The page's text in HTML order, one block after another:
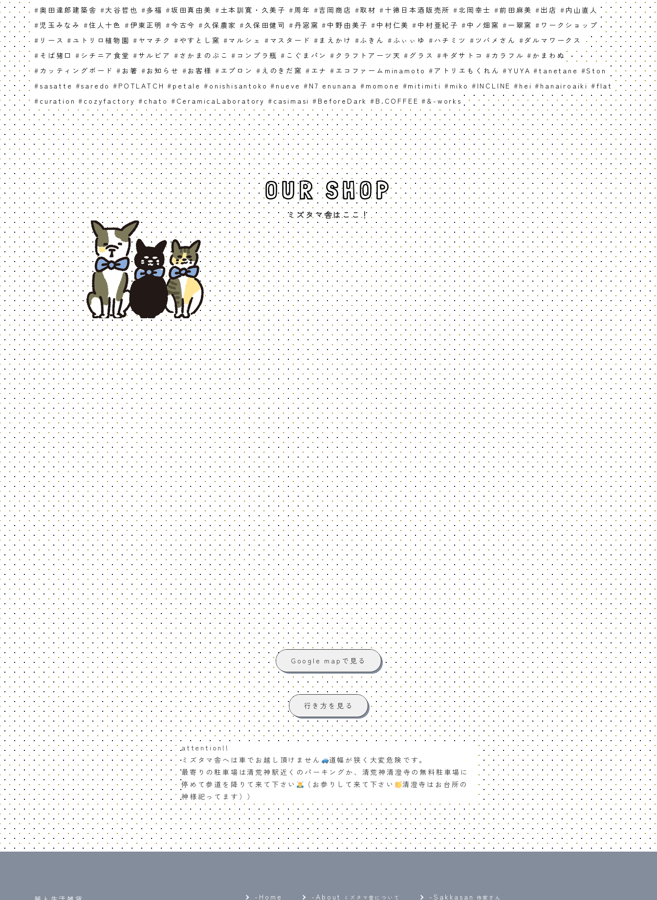
#奥田達郎建築舎 #大谷哲也 #多福 #坂田真由美 # 土本訓寛・久美子 # 周年 #吉岡商店 #取材 # 十徳日本酒販売所 #北岡幸士 #前田麻美 # 出店 # 内山直人
# 児玉みなみ #住人十色 #伊東正明 #今古今 # 久保農家 # 久保田健司 # 丹窓窯 # 中野由美子 # 中村仁美 # 中村亜紀子 # 中ノ畑窯 # 一翠窯 # ワークショップ
# リース # ユトリロ植物園 # ヤマチク # やすとし窯 #マルシェ # マスタード # まえかけ #ふきん # ふぃぃゆ # ハチミツ # ツバメさん # ダルマワークス
# そば猪口 # シチニア食堂 #サルビア # さかまのぶこ # コンプラ瓶 # こぐまパン # クラフトアーツ天 # グラス #キダサトコ # カラフル # かまわぬ
# カッティングボード # お箸 # お知らせ # お客様 # エプロン # えのきだ窯 # エナ # エコファームminamoto # アトリエもくれん # YUYA #tanetane #Ston
# sasatte #saredo # POTLATCH # petale # onishisantoko # nueve # N7 enunana # momone #mitimiti # miko # INCLINE # hei # hanairoaiki #flat
# curation # cozyfactory # chato # CeramicaLaboratory # casimasi # BeforeDark # B.COFFEE # &-works
OUR SHOP
ミズタマ舎はここ！
Google mapで見る
行き方を見る
attention!!
ミズタマ舎へは車でお越し頂けません
道幅が狭く大変危険です。
最寄りの駐車場は清荒神駅近くのパーキングか、清荒神清澄寺の無料駐車場に
停めて参道を降りて来て下さい
（お参りして来て下さい
清澄寺はお台所の
神様祀ってます））
-Home -About ミズタマ舎について - Sakkasan 作家さん